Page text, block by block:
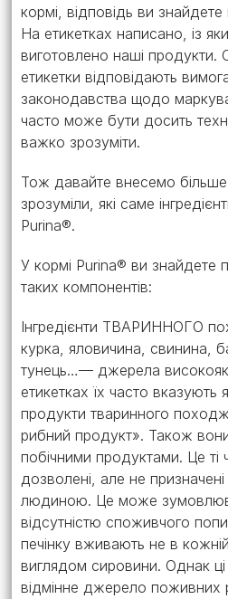
кормі, відповідь ви знайдете
На етикетках написано, із
виготовлено наші продукти.
етикетки відповідають
законодавства щодо
часто може бути досить
важко зрозуміти.
Тож давайте внесемо
зрозуміли, які саме
Purina®.
У кормі Purina® ви знайдете
таких компонентів:
Інгредієнти ТВАРИННОГО
курка, яловичина, свинина,
тунець…— джерела
етикетках їх часто вказують
продукти тваринного
рибний продукт». Також
побічними продуктами. Це ті
дозволені, але не
людиною. Це може
відсутністю споживчого
печінку вживають не в
виглядом сировини. Однак
відмінне джерело поживних